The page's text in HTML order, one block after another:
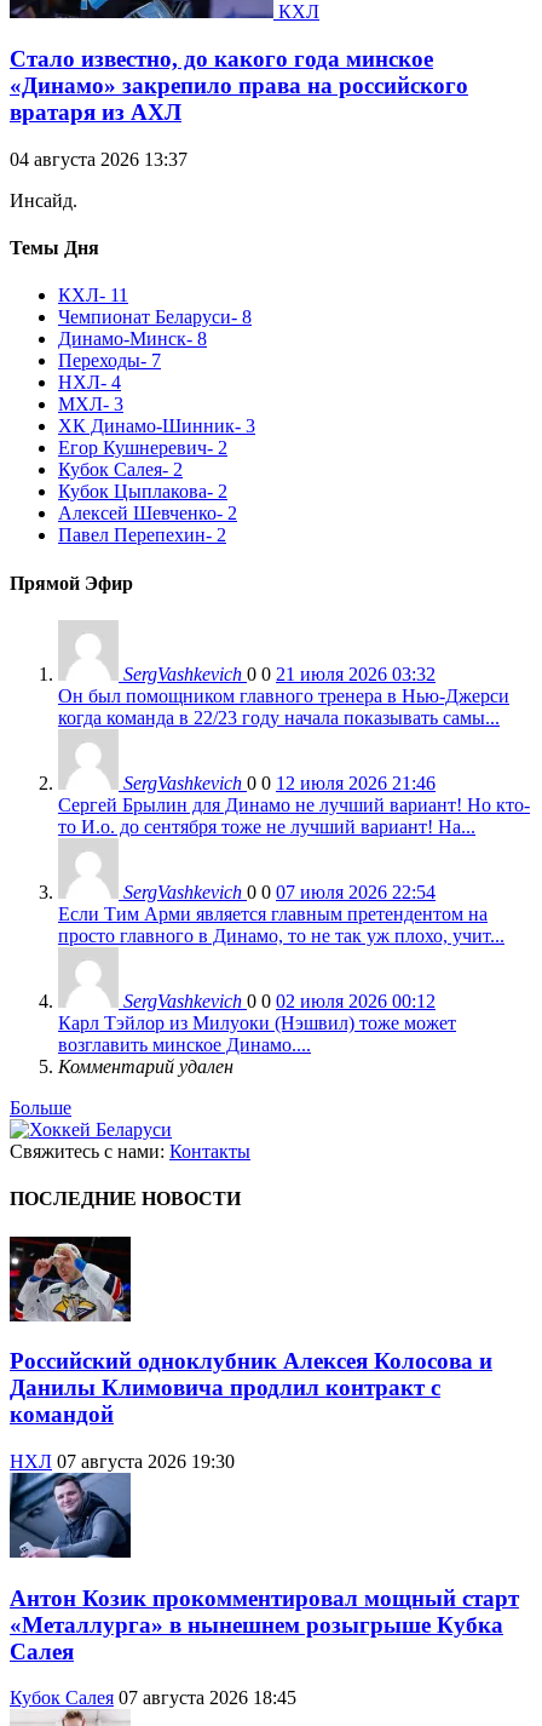
КХЛ
Стало известно, до какого года минское
«Динамо» закрепило права на российского
вратаря из АХЛ
04 августа 2026 13:37
Инсайд.
Темы Дня
КХЛ- 11
Чемпионат Беларуси- 8
Динамо-Минск- 8
Переходы- 7
НХЛ- 4
МХЛ- 3
ХК Динамо-Шинник- 3
Егор Кушнеревич- 2
Кубок Салея- 2
Кубок Цыплакова- 2
Алексей Шевченко- 2
Павел Перепехин- 2
Прямой Эфир
SergVashkevich 0 0 21 июля 2026 03:32
Он был помощником главного тренера в Нью-Джерси
когда команда в 22/23 году начала показывать самы...
SergVashkevich 0 0 12 июля 2026 21:46
Сергей Брылин для Динамо не лучший вариант! Но кто-
то И.о. до сентября тоже не лучший вариант! На...
SergVashkevich 0 0 07 июля 2026 22:54
Если Тим Арми является главным претендентом на
просто главного в Динамо, то не так уж плохо, учит...
SergVashkevich 0 0 02 июля 2026 00:12
Карл Тэйлор из Милуоки (Нэшвил) тоже может
возглавить минское Динамо....
Комментарий удален
Больше
Свяжитесь с нами: Контакты
ПОСЛЕДНИЕ НОВОСТИ
Российский одноклубник Алексея Колосова и
Данилы Климовича продлил контракт с
командой
НХЛ 07 августа 2026 19:30
Антон Козик прокомментировал мощный старт
«Металлурга» в нынешнем розыгрыше Кубка
Салея
Кубок Салея 07 августа 2026 18:45